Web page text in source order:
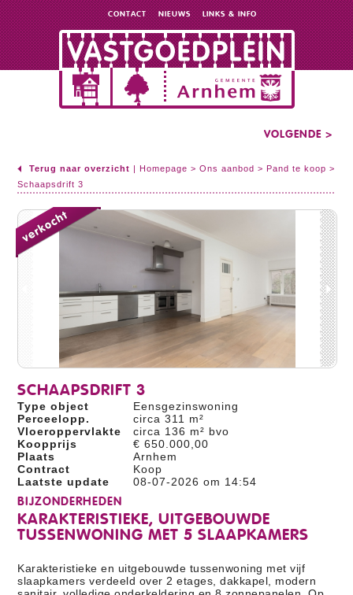
CONTACT NIEUWS LINKS & INFO
VOLGENDE >
Terug naar overzicht Homepage >Ons aanbod > Pand te koop >
Schaapsdrift 3
SCHAAPSDRIFT 3
Type object
Eensgezinswoning
Perceelopp.
circa 311 m²
Vloeroppervlakte
circa 136 m² bvo
Koopprijs
€ 650.000,00
Plaats
Arnhem
Contract
Koop
Laatste update
08-07-2026 om 14:54
BIJZONDERHEDEN
KARAKTERISTIEKE, UITGEBOUWDE
TUSSENWONING MET 5 SLAAPKAMERS
Karakteristieke en uitgebouwde tussenwoning met vijf
slaapkamers verdeeld over 2 etages, dakkapel, modern